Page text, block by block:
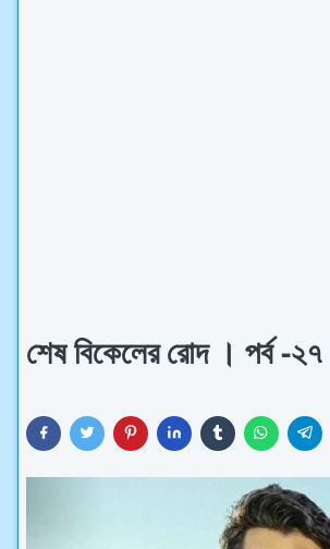
শেষ বিকেলের রোদ । পর্ব -২৭